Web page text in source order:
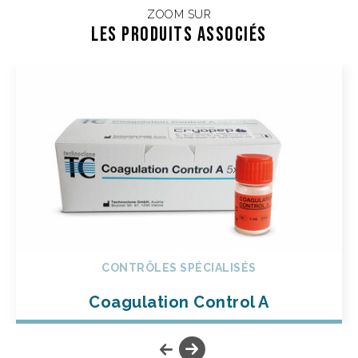
ZOOM SUR
Les Produits associés
CONTRÔLES SPÉCIALISÉS
Coagulation Control A